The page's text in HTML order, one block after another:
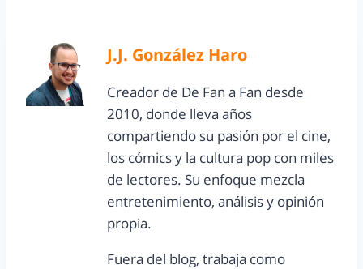
J.J. González Haro
Creador de De Fan a Fan desde
2010, donde lleva años
compartiendo su pasión por el cine,
los cómics y la cultura pop con miles
de lectores. Su enfoque mezcla
entretenimiento, análisis y opinión
propia.
Fuera del blog, trabaja como